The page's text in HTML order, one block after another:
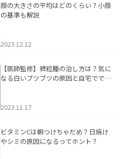
顔の大きさの平均はどのくらい？小顔
の基準も解説
2023.12.12
【医師監修】稗粒腫の治し方は？気に
なる白いブツブツの原因と自宅ででき
2023.11.17
ビタミンCは朝つけちゃだめ？日焼け
やシミの原因になるってホント？